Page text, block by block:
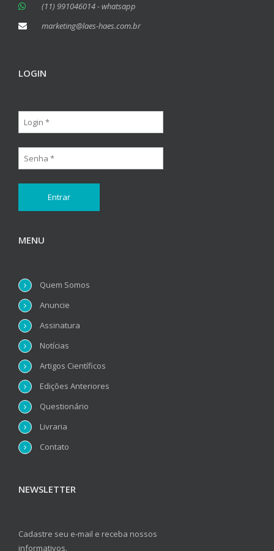
(11) 991046014 - whatsapp
marketing@laes-haes.com.br
LOGIN
MENU
Quem Somos
Anuncie
Assinatura
Notícias
Artigos Científicos
Edições Anteriores
Questionário
Livraria
Contato
NEWSLETTER
Cadastre seu e-mail e receba nossos
informativos.